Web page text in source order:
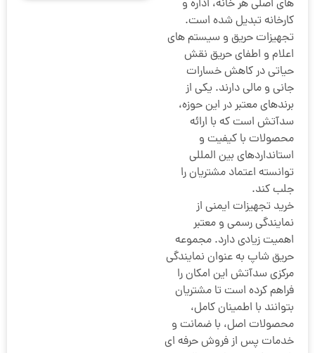
های اصلی هر خانه، اداره و
کارخانه تبدیل شده است.
تجهیزات حریق و سیستم های
اعلام و اطفای حریق نقش
حیاتی در کاهش خسارات
جانی و مالی دارند. یکی از
برندهای معتبر در این حوزه،
سدآتش است که با ارائه
محصولات با کیفیت و
استانداردهای بین المللی
توانسته اعتماد مشتریان را
جلب کند.
خرید تجهیزات ایمنی از
نمایندگی رسمی و معتبر
اهمیت زیادی دارد. مجموعه
حریق شاپ به عنوان نمایندگی
مرکزی سدآتش این امکان را
فراهم کرده است تا مشتریان
بتوانند با اطمینان کامل،
محصولات اصل، با ضمانت و
خدمات پس از فروش حرفه ای